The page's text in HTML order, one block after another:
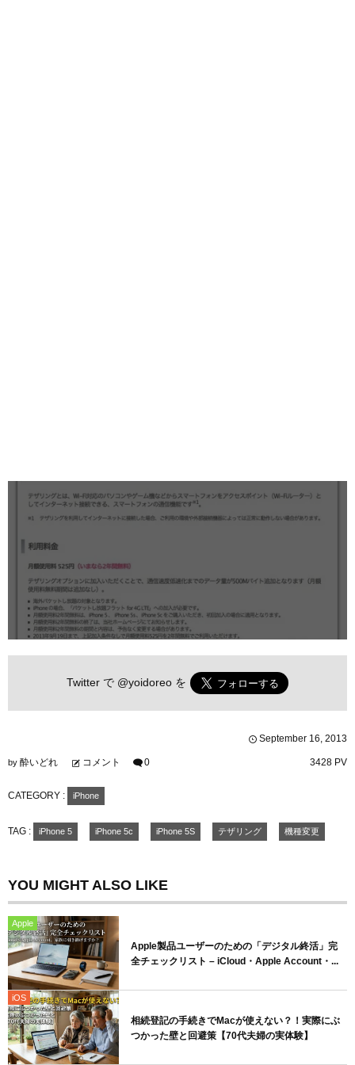
Twitter で @yoidoreo を
September 16, 2013
by 酔いどれ コメント 0 3428 PV
CATEGORY : iPhone
TAG : iPhone 5 iPhone 5c iPhone 5S テザリング 機種変更
YOU MIGHT ALSO LIKE
Apple
Apple製品ユーザーのための「デジタル終活」完
全チェックリスト – iCloud・Apple Account・...
iOS
相続登記の手続きでMacが使えない？！実際にぶ
つかった壁と回避策【70代夫婦の実体験】